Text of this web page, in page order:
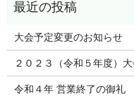
大会予定変更のお知らせ
２０２３（令和５年度）
令和４年 営業終了の御礼